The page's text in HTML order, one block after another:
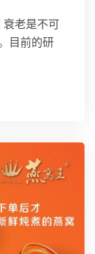
老是不可
目前的研